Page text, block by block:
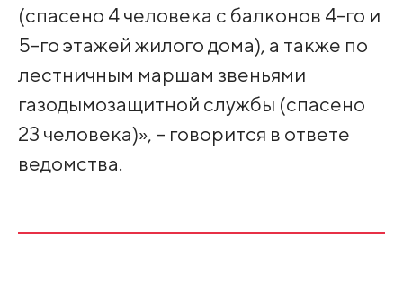
(спасено 4 человека с балконов 4-го и
5-го этажей жилого дома), а также по
лестничным маршам звеньями
газодымозащитной службы (спасено
23 человека)», – говорится в ответе
ведомства.